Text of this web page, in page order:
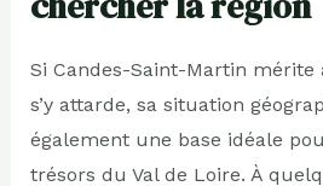
Si Candes-Saint-Martin mérite
s’y attarde, sa situation
également une base idéale
trésors du Val de Loire. À